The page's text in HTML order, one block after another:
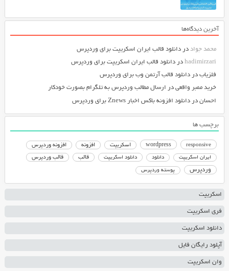
آخرین دیدگاه‌ها
محمد جواددر دانلود قالب ایران اسکریپت برای وردپرس
hadimirzariدر دانلود قالب ایران اسکریپت برای وردپرس
فلزیابدر دانلود قالب آرتمن وب برای وردپرس
خرید ممبر واقعیدر ارسال مطالب وردپرس به تلگرام بصورت خودکار
احساندر دانلود افزونه باکس اخبار Znews برای وردپرس
برچسب ها
responsive
wordpress اسکریپت افزونه افزونه وردپرس
ایران اسکریپت دانلود دانلود اسکریپت قالب قالب وردپرس
وردپرس پوسته وردپرس
اسکریپت
فری اسکریپت
دانلود اسکریپت
آپلود رایگان فایل
وان اسکریپت